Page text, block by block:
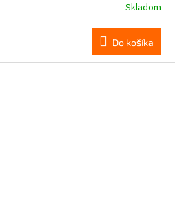
Skladom
Do košíka